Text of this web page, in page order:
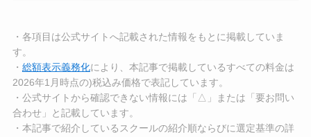
・各項目は公式サイトへ記載された情報をもとに掲載していま
す。
・ 総額表示義務化により、本記事で掲載しているすべての料金は
2026年1月時点の)税込み価格で表記しています。
・公式サイトから確認できない情報には「△」または「要お問い
合わせ」と記載しています。
・本記事で紹介しているスクールの紹介順ならびに選定基準の詳